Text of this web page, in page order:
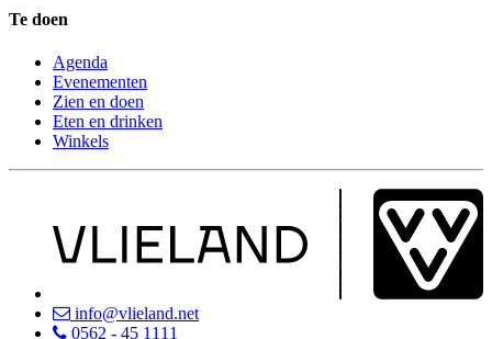
Te doen
Agenda
Evenementen
Zien en doen
Eten en drinken
Winkels
info@vlieland.net
0562 - 45 1111